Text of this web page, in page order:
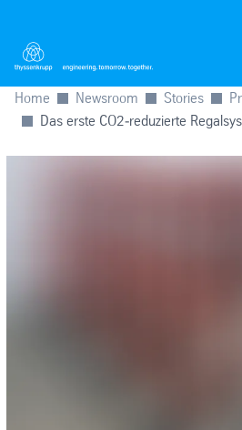
Home Newsroom Stories
Das erste CO2‑reduzierte